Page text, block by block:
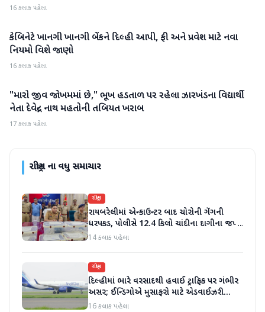
16 કલાક પહેલા
રાષ્ટ્રીય
કેબિનેટે ખાનગી ખાનગી બેંકને દિલ્હી આપી, ફી અને પ્રવેશ માટે નવા
નિયમો વિશે જાણો
16 કલાક પહેલા
રાષ્ટ્રીય
"મારો જીવ જોખમમાં છે," ભૂખ હડતાળ પર રહેલા ઝારખંડના વિદ્યાર્થી
નેતા દેવેન્દ્ર નાથ મહતોની તબિયત ખરાબ
17 કલાક પહેલા
રાષ્ટ્રીયના વધુ સમાચાર
રાષ્ટ્રીય
રાયબરેલીમાં એન્કાઉન્ટર બાદ ચોરોની ગેંગની
ધરપકડ, પોલીસે 12.4 કિલો ચાંદીના દાગીના જપ્ત
કર્યા
14 કલાક પહેલા
રાષ્ટ્રીય
દિલ્હીમાં ભારે વરસાદથી હવાઈ ટ્રાફિક પર ગંભીર
અસર; ઈન્ડિગોએ મુસાફરો માટે એડવાઈઝરી
જાહેર કરી
16 કલાક પહેલા